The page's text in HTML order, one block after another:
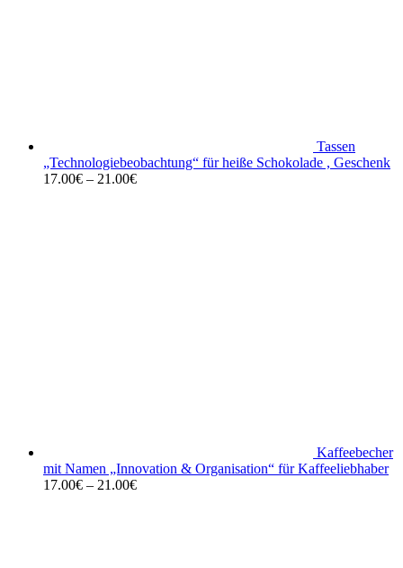
Tassen
„Technologiebeobachtung“ für heiße Schokolade , Geschenk
17.00€ – 21.00€
Kaffeebecher
mit Namen „Innovation & Organisation“ für Kaffeeliebhaber
17.00€ – 21.00€